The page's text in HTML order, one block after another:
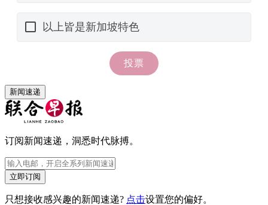
新闻速递
订阅新闻速递，洞悉时代脉搏。
立即订阅
只想接收感兴趣的新闻速递? 点击设置您的偏好。